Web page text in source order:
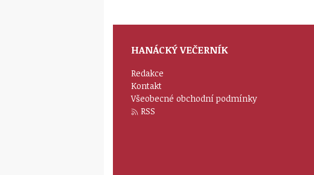
HANÁCKÝ VEČERNÍK
Redakce
Kontakt
Všeobecné obchodní podmínky
RSS